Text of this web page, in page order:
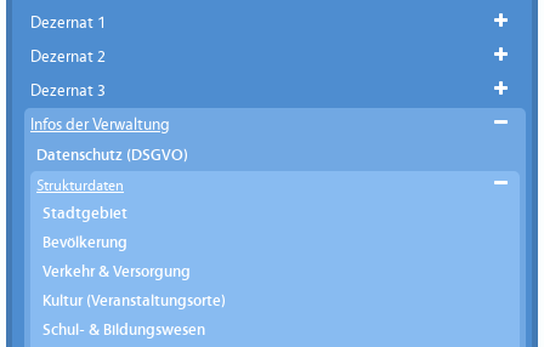
Dezernat 1
Dezernat 2
Dezernat 3
Infos der Verwaltung
Datenschutz (DSGVO)
Strukturdaten
Stadtgebiet
Bevölkerung
Verkehr & Versorgung
Kultur (Veranstaltungsorte)
Schul- & Bildungswesen